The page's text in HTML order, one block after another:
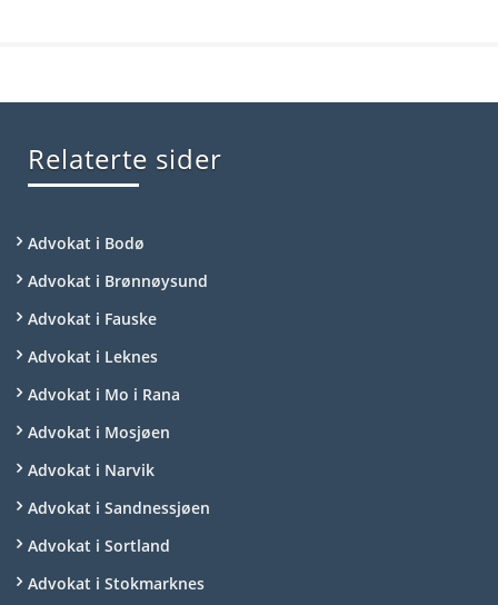
Relaterte sider
Advokat i Bodø
Advokat i Brønnøysund
Advokat i Fauske
Advokat i Leknes
Advokat i Mo i Rana
Advokat i Mosjøen
Advokat i Narvik
Advokat i Sandnessjøen
Advokat i Sortland
Advokat i Stokmarknes